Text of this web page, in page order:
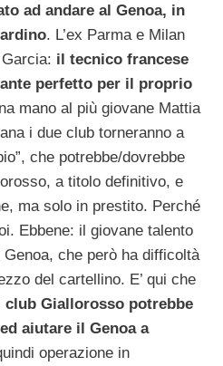
ad andare al Genoa, in
. L’ex Parma e Milan
il tecnico francese
perfetto per il proprio
mano al più giovane Mattia
i due club torneranno a
che potrebbe/dovrebbe
a titolo definitivo, e
ma solo in prestito. Perché
Ebbene: il giovane talento
che però ha difficoltà
del cartellino. E’ qui che
club Giallorosso potrebbe
aiutare il Genoa a
operazione in